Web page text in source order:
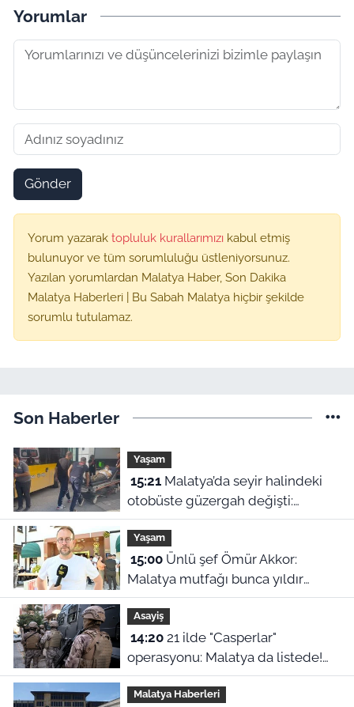
Yorumlar
Gönder
Yorum yazarak topluluk kurallarımızı kabul etmiş
bulunuyor ve tüm sorumluluğu üstleniyorsunuz.
Yazılan yorumlardan Malatya Haber, Son Dakika
Malatya Haberleri | Bu Sabah Malatya hiçbir şekilde
sorumlu tutulamaz.
Son Haberler
Yaşam
15:21Malatya’da seyir halindeki
otobüste güzergah değişti:
Fenalaşan yolcu acile yetiştirildi
Yaşam
15:00Ünlü şef Ömür Akkor:
Malatya mutfağı bunca yıldır
kendini gizlemiş
Asayiş
14:2021 ilde "Casperlar"
operasyonu: Malatya da listede!
151 kişiye dava açıldı
Malatya Haberleri